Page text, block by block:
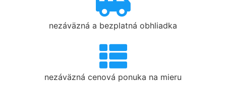
nezáväzná a bezplatná obhliadka
nezáväzná cenová ponuka na mieru